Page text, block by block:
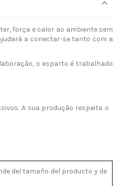
força e calor ao ambiente sem
a conectar-se tanto com a
o esparto é trabalhado
A sua produção respeita o
del tamaño del producto y de